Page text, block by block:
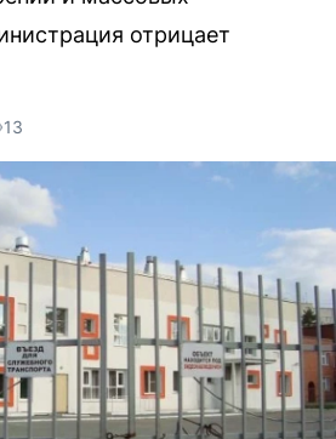
отрицает
13